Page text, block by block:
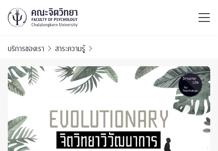
บริการของเรา สาระความรู้